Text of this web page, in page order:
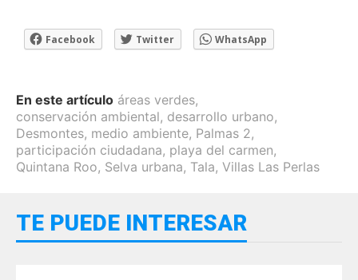
Facebook Twitter WhatsApp
En este artículo áreas verdes,
conservación ambiental, desarrollo urbano,
Desmontes, medio ambiente, Palmas 2,
participación ciudadana, playa del carmen,
Quintana Roo, Selva urbana, Tala, Villas Las Perlas
TE PUEDE INTERESAR